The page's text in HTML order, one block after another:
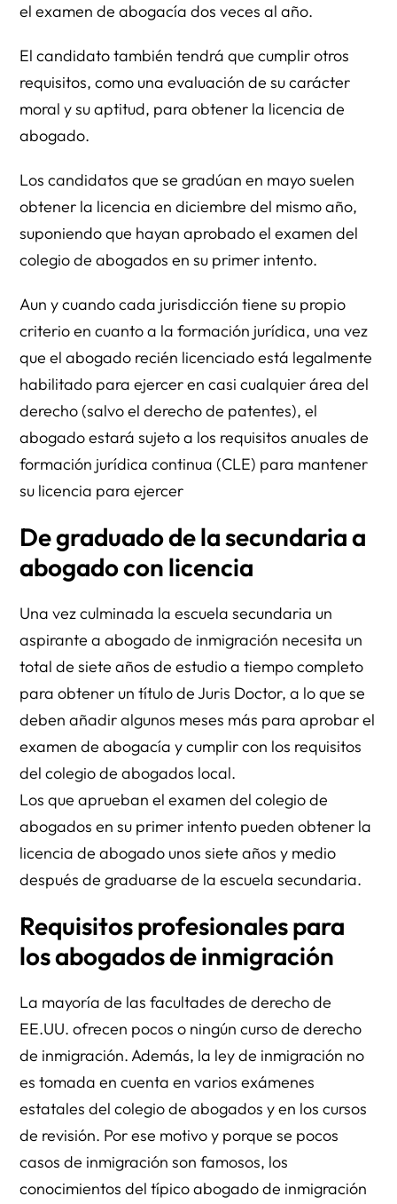
el examen de abogacía dos veces al año.
El candidato también tendrá que cumplir otros
requisitos, como una evaluación de su carácter
moral y su aptitud, para obtener la licencia de
abogado.
Los candidatos que se gradúan en mayo suelen
obtener la licencia en diciembre del mismo año,
suponiendo que hayan aprobado el examen del
colegio de abogados en su primer intento.
Aun y cuando cada jurisdicción tiene su propio
criterio en cuanto a la formación jurídica, una vez
que el abogado recién licenciado está legalmente
habilitado para ejercer en casi cualquier área del
derecho (salvo el derecho de patentes), el
abogado estará sujeto a los requisitos anuales de
formación jurídica continua (CLE) para mantener
su licencia para ejercer
De graduado de la secundaria a
abogado con licencia
Una vez culminada la escuela secundaria un
aspirante a abogado de inmigración necesita un
total de siete años de estudio a tiempo completo
para obtener un título de Juris Doctor, a lo que se
deben añadir algunos meses más para aprobar el
examen de abogacía y cumplir con los requisitos
del colegio de abogados local.
Los que aprueban el examen del colegio de
abogados en su primer intento pueden obtener la
licencia de abogado unos siete años y medio
después de graduarse de la escuela secundaria.
Requisitos profesionales para
los abogados de inmigración
La mayoría de las facultades de derecho de
EE.UU. ofrecen pocos o ningún curso de derecho
de inmigración. Además, la ley de inmigración no
es tomada en cuenta en varios exámenes
estatales del colegio de abogados y en los cursos
de revisión. Por ese motivo y porque se pocos
casos de inmigración son famosos, los
conocimientos del típico abogado de inmigración